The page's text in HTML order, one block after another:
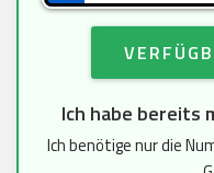
Ich habe bereits
Ich benötige nur die